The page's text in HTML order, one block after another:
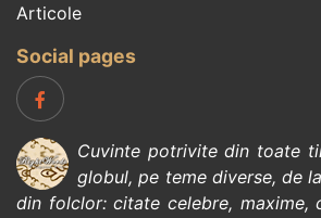
Articole
Social pages
Cuvinte potrivite din toate
globul, pe teme diverse, de la
din folclor:citate celebre, maxime,